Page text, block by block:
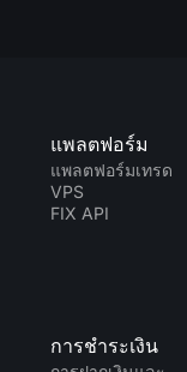
แพลตฟอร์ม
แพลตฟอร์มเทรด
VPS
FIX API
การชำระเงิน